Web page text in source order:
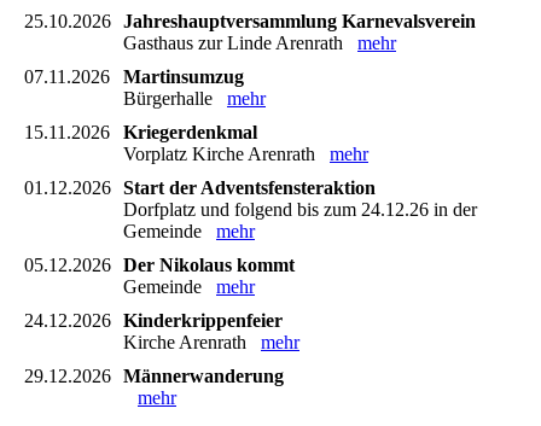
25.10.2026 Jahreshauptversammlung Karnevalsverein
Gasthaus zur Linde Arenrath mehr
07.11.2026
Martinsumzug
Bürgerhalle mehr
15.11.2026
Kriegerdenkmal
Vorplatz Kirche Arenrath mehr
01.12.2026 Start der Adventsfensteraktion
Dorfplatz und folgend bis zum 24.12.26 in der
Gemeinde mehr
05.12.2026 Der Nikolaus kommt
Gemeinde mehr
24.12.2026 Kinderkrippenfeier
Kirche Arenrath mehr
29.12.2026 Männerwanderung
mehr